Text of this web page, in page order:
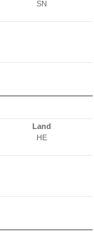
SN
Land
HE